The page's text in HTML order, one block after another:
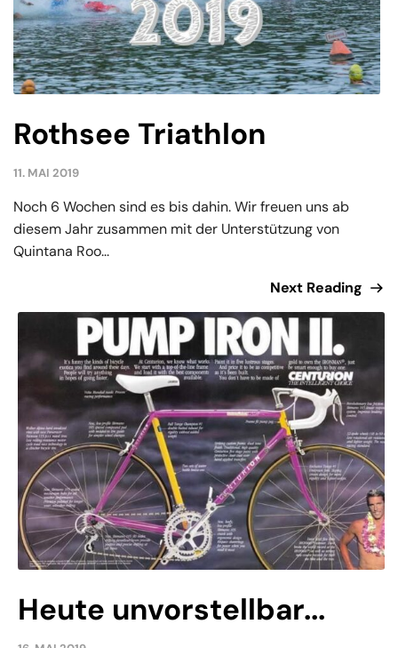
Rothsee Triathlon
11. MAI 2019
Noch 6 Wochen sind es bis dahin. Wir freuen uns ab
diesem Jahr zusammen mit der Unterstützung von
Quintana Roo...
Next Reading
Heute unvorstellbar...